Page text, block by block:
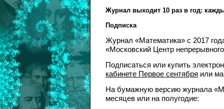
Журнал выходит 10 раз в год:
Подписка
Журнал «Математика» с 2017
«Московский Центр
Подписаться или купить
кабинете Первое сентября или
На бумажную версию журнала
месяцев или на полугодие: